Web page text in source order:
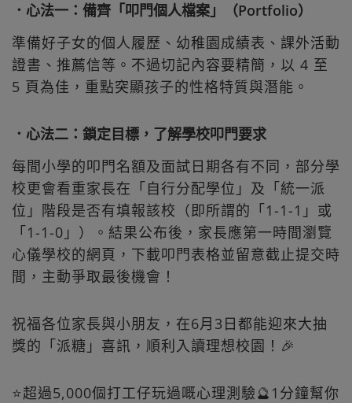
．心法一：備齊「叩門個人檔案」（Portfolio）
準備好子女的個人履歷、幼稚園成績表、課外活動
證書、推薦信等。不過切記內容要精簡，以 4 至
5 頁為佳，重點突顯孩子的性格特質與潛能。
．心法二：鎖定目標，了解學校叩門要求
每間小學的叩門名額及面試日期各有不同，部分學
校更會看重家長在「自行分配學位」及「統一派
位」階段是否有填報該校（即所謂的「1-1-1」或
「1-1-0」）。結果公布後，家長應第一時間瀏覽
心儀學校的網頁，下載叩門表格並留意截止提交時
間，主動爭取最後機會！
祝福各位家長與小朋友，在6月3日都能迎來大抽
獎的「派糖」喜訊，順利入讀理想校園！🎉
⭐超過5,000個打工仔玩過嘅心理測驗🔮1分鐘幫你